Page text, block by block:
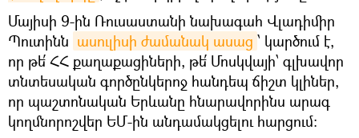
Մայիսի 9-ին Ռուսաստանի նախագահ Վլադիմիր
Պուտինն ասուլիսի ժամանակ ասաց ՝ կարծում է,
որ թե՛ ՀՀ քաղաքացիների, թե՛ Մոսկվայի՝ գլխավոր
տնտեսական գործընկերոջ հանդեպ ճիշտ կլիներ,
որ պաշտոնական Երևանը հնարավորինս արագ
կողմնորոշվեր ԵՄ-ին անդամակցելու հարցում։